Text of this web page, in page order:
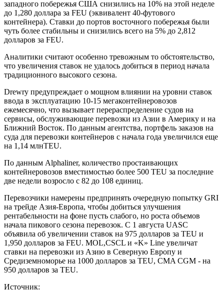
западного побережья США снизились на 10% на этой неделе
до 1,280 доллара за FEU (эквивалент 40-футового
контейнера). Ставки до портов восточного побережья были
чуть более стабильны и снизились всего на 5% до 2,812
долларов за FEU.
Аналитики считают особенно тревожным то обстоятельство,
что увеличения ставок не удалось добиться в период начала
традиционного высокого сезона.
Drewry предупреждает о мощном влиянии на уровни ставок
ввода в эксплуатацию 10-15 мегаконтейнеровозов
ежемесячно, что вызывает перераспределение судов на
сервисы, обслуживающие перевозки из Азии в Америку и на
Ближний Восток. По данным агентства, портфель заказов на
суда для перевозки контейнеров с начала года увеличился еще
на 1,14 млнTEU.
По данным Alphaliner, количество простаивающих
контейнеровозов вместимостью более 500 TEU за последние
две недели возросло с 82 до 108 единиц.
Перевозчики намерены предпринять очередную попытку GRI
на трейде Азия-Европа, чтобы добиться улучшения
рентабельности на фоне пусть слабого, но роста объемов
начала пикового сезона перевозок. С 1 августа UASC
объявила об увеличении ставок на 975 долларов за TEU и
1,950 долларов за FEU. MOL,CSCL и «K» Line увеличат
ставки на перевозки из Азию в Северную Европу и
Средиземноморье на 1000 долларов за TEU, CMA CGM - на
950 долларов за TEU.
Источник: